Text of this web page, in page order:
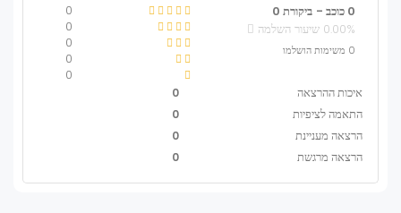
0 כוכב -
ביקורת 0
0.00% שיעור השלמה
0 משימות הושלמו
0
0
0
0
0
איכות ההרצאה
0
התאמה לציפיות 0
הרצאה מעניינת 0
הרצאה מרגשת 0